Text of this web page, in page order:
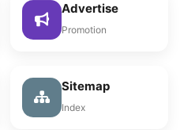
Advertise
Promotion
Sitemap
Index